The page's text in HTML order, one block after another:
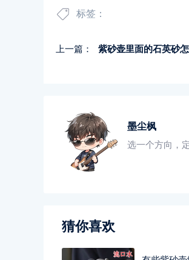
标签：
上一篇： 紫砂壶里面的石英砂
墨尘枫
选一个方向，
猜你喜欢